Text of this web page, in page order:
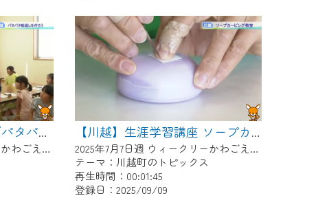
【川越】つばめday ！『パタパタ板返しを作ろう』
2025年7月7日週 ウィークリーかわごえにて放送
【川越】生涯学習講座 ソープカービング教室
2025年7月7日週 ウィークリーかわごえにて放送
テーマ：川越町のトピックス
再生時間：00:01:45
登録日：2025/09/09